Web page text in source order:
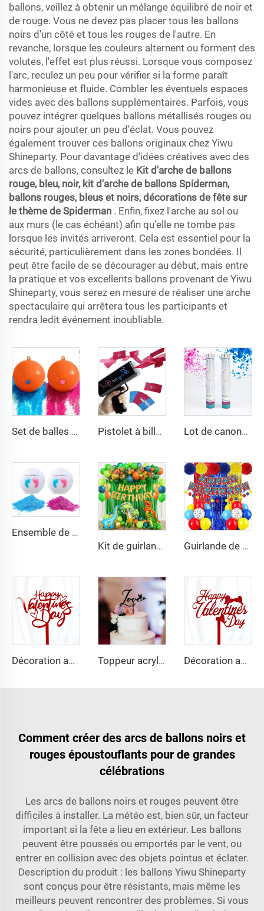
ballons, veillez à obtenir un mélange équilibré de noir et
de rouge. Vous ne devez pas placer tous les ballons
noirs d'un côté et tous les rouges de l'autre. En
revanche, lorsque les couleurs alternent ou forment des
volutes, l'effet est plus réussi. Lorsque vous composez
l'arc, reculez un peu pour vérifier si la forme paraît
harmonieuse et fluide. Combler les éventuels espaces
vides avec des ballons supplémentaires. Parfois, vous
pouvez intégrer quelques ballons métallisés rouges ou
noirs pour ajouter un peu d'éclat. Vous pouvez
également trouver ces ballons originaux chez Yiwu
Shineparty. Pour davantage d'idées créatives avec des
arcs de ballons, consultez le Kit d'arche de ballons
rouge, bleu, noir, kit d'arche de ballons Spiderman,
ballons rouges, bleus et noirs, décorations de fête sur
le thème de Spiderman . Enfin, fixez l'arche au sol ou
aux murs (le cas échéant) afin qu'elle ne tombe pas
lorsque les invités arriveront. Cela est essentiel pour la
sécurité, particulièrement dans les zones bondées. Il
peut être facile de se décourager au début, mais entre
la pratique et vos excellents ballons provenant de Yiwu
Shineparty, vous serez en mesure de réaliser une arche
spectaculaire qui arrêtera tous les participants et
rendra ledit événement inoubliable.
Set de balles cibles pour annonce de sexe rose et bleu, balles à poudre pour une révélation colorée et spectaculaire Pistolet à billets pour garçons et filles, jouets pour fête de révélation du sexe, tireuse de billets, fournitures pour fête de révélation du sexe Lot de canons à confettis pour révélation du sexe (2 roses et 2 bleus)
Ensemble de balles de golf explosantes pour révélation du sexe, balles roses et bleues avec empreintes de pas
Kit de guirlande de ballons Dinosaure Vert Bleu Orange, rideau en feuille métallique Joyeux Anniversaire pour fête enfantine sur le thème jungle safari dinosaure
Guirlande de décoration d'anniversaire avec pattes, ballons en aluminium à franges pour décoration d'anniversaire sur le thème des pattes
Décoration acrylique de gâteau style Instagram Joyeuse Saint-Valentin, toppeur acrylique pour gâteau de la Saint-Valentin Toppeur acrylique style Instagram, décoration créative en forme de cœur LOVE pour table de desserts Décoration acrylique de gâteau style Instagram Joyeuse Saint-Valentin, toppeur acrylique pour gâteau de la Saint-Valentin
Comment créer des arcs de ballons noirs et
rouges époustouflants pour de grandes
célébrations
Les arcs de ballons noirs et rouges peuvent être
difficiles à installer. La météo est, bien sûr, un facteur
important si la fête a lieu en extérieur. Les ballons
peuvent être poussés ou emportés par le vent, ou
entrer en collision avec des objets pointus et éclater.
Description du produit : les ballons Yiwu Shineparty
sont conçus pour être résistants, mais même les
meilleurs peuvent rencontrer des problèmes. Si vous